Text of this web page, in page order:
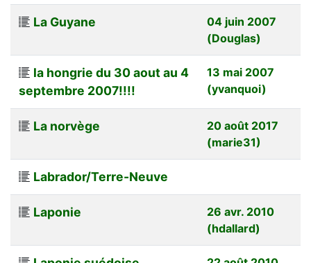
La Guyane
04 juin 2007
(Douglas)
la hongrie du 30 aout au 4
septembre 2007!!!!
13 mai 2007
(yvanquoi)
La norvège
20 août 2017
(marie31)
Labrador/Terre-Neuve
Laponie
26 avr. 2010
(hdallard)